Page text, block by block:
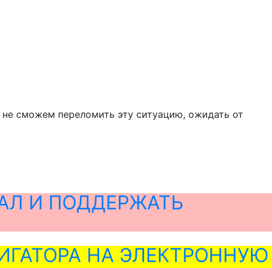
сможем переломить эту ситуацию, ожидать от
И ПОДДЕРЖАТЬ
НА ЭЛЕКТРОННУЮ